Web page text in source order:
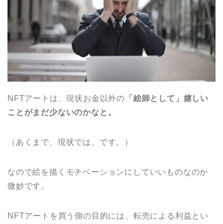
NFTアートは、現状お金以外の 「絵師として」嬉しい
ことがまだ少ないのかなと。
（あくまで、現状では、です。）
なので絵を描くモチベーションにしていいものなのか
微妙です。
NFTアートを買う側の目的には、転売による利益とい